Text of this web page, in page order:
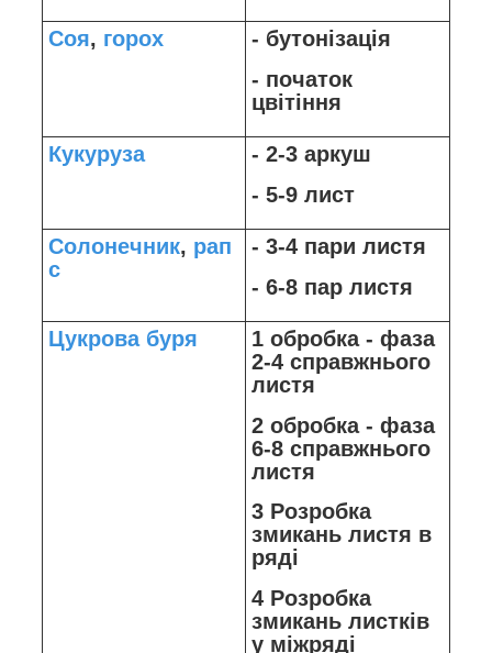
Соя, горох
- бутонізація
- початок
цвітіння
Кукуруза
- 2-3 аркуш
- 5-9 лист
Солонечник, рап
с
- 3-4 пари листя
- 6-8 пар листя
Цукрова буря
1 обробка - фаза
2-4 справжнього
листя
2 обробка - фаза
6-8 справжнього
листя
3 Розробка
змикань листя в
ряді
4 Розробка
змикань листків
у міжряді